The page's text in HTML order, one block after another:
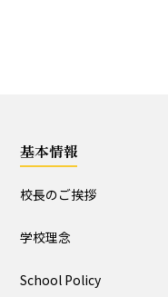
基本情報
基本情報
校長のご挨拶
学校理念
School Policy